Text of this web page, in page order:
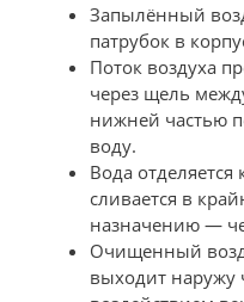
Запылённый
патрубок в
Поток воздуха
через щель
нижней частью
воду.
Вода
сливается в
назначению —
Очищенный
выходит наружу